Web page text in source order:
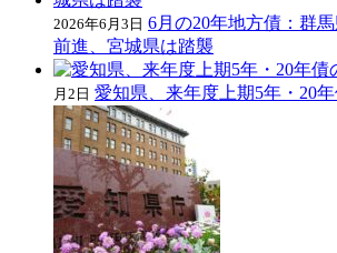
2026年6月3日 6月の20年地方債：群
前進、宮城県は踏襲
月2日 愛知県、来年度上期5年・20